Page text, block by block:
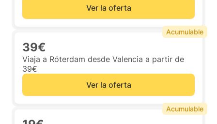
Ver la oferta
39€
Viaja a Róterdam desde Valencia a partir de
39€
Ver la oferta
Acumulable
Acumulable